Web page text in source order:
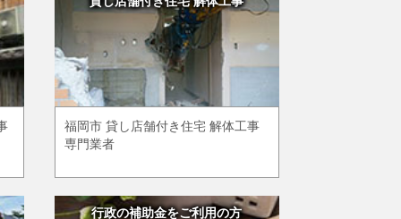
福岡市 貸し店舗付き住宅 解体工事
専門業者
行政の補助金をご利用の方